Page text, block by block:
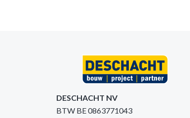
DESCHACHT NV
BTW BE 0863771043